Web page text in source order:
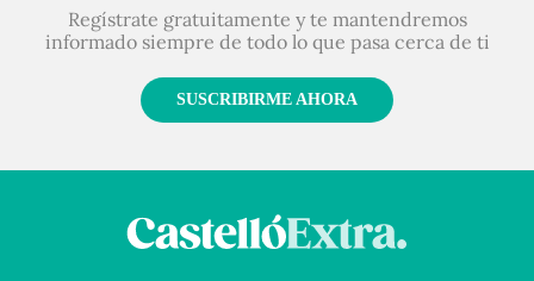
Regístrate gratuitamente y te mantendremos
informado siempre de todo lo que pasa cerca de ti
SUSCRIBIRME AHORA